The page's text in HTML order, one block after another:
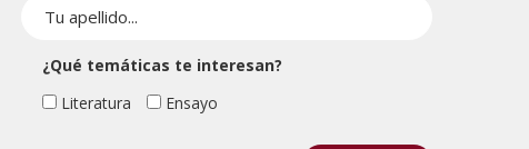
¿Qué temáticas te interesan?
Literatura
Ensayo